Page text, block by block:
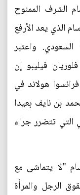
الشرف الممنوح
الذي يعد الأرفع
واعتبر
فيليبو إن
هولاند في
بن نايف بعيدا
التي تتضرر جراء
"لا يتماشى مع
الرجل والمرأة